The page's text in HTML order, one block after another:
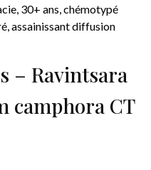
30+ ans, chémotypé
assainissant diffusion
– Ravintsara
camphora CT